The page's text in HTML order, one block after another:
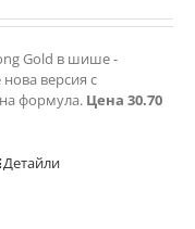
Gold в шише -
нова версия с
формула. Цена 30.70
Детайли